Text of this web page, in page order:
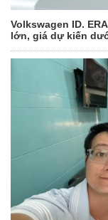
Volkswagen ID.
lớn, giá dự kiến